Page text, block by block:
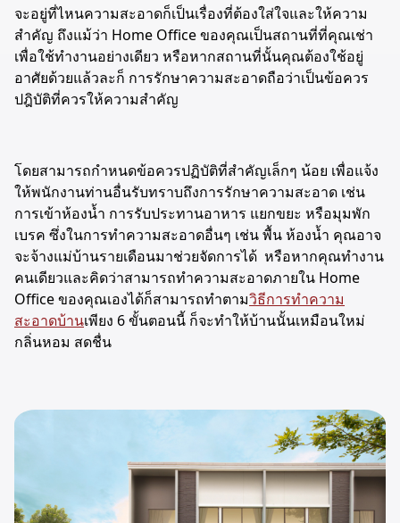
จะอยู่ที่ไหนความสะอาดก็เป็นเรื่องที่ต้องใส่ใจและให้ความ
สำคัญ ถึงแม้ว่า Home Office ของคุณเป็นสถานที่ที่คุณเช่า
เพื่อใช้ทำงานอย่างเดียว หรือหากสถานที่นั้นคุณต้องใช้อยู่
อาศัยด้วยแล้วละก็ การรักษาความสะอาดถือว่าเป็นข้อควร
ปฎิบัติที่ควรให้ความสำคัญ
โดยสามารถกำหนดข้อควรปฏิบัติที่สำคัญเล็กๆ น้อย เพื่อแจ้ง
ให้พนักงานท่านอื่นรับทราบถึงการรักษาความสะอาด เช่น
การเข้าห้องน้ำ การรับประทานอาหาร แยกขยะ หรือมุมพัก
เบรค ซึ่งในการทำความสะอาดอื่นๆ เช่น พื้น ห้องน้ำ คุณอาจ
จะจ้างแม่บ้านรายเดือนมาช่วยจัดการได้ หรือหากคุณทำงาน
คนเดียวและคิดว่าสามารถทำความสะอาดภายใน Home
Office ของคุณเองได้ก็สามารถทำตามวิธีการทำความ
สะอาดบ้านเพียง 6 ขั้นตอนนี้ ก็จะทำให้บ้านนั้นเหมือนใหม่
กลิ่นหอม สดชื่น